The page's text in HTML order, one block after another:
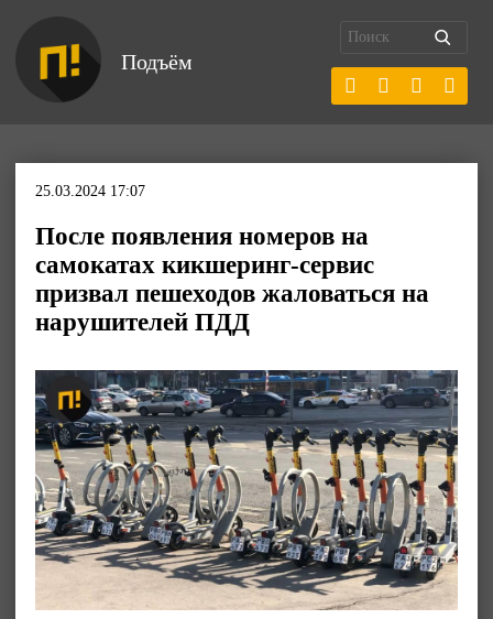
Подъём
25.03.2024 17:07
После появления номеров на
самокатах кикшеринг-сервис
призвал пешеходов жаловаться на
нарушителей ПДД